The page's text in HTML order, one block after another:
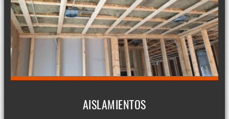
AISLAMIENTOS